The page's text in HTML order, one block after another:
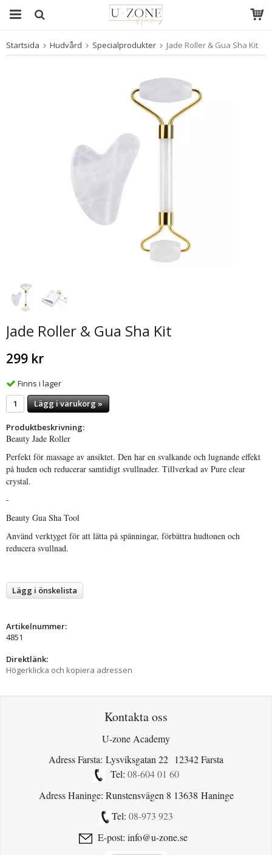
Produkten har blivit tillagd i varukorgen
Startsida Hudvård Specialprodukter Jade Roller & Gua Sha Kit
Jade Roller & Gua Sha Kit
299 kr
Finns i lager
Lägg i varukorg »
Produktbeskrivning:
Beauty Jade Roller
Perfekt för massage av ansiktet. Den har en svalkande och lugnande effekt
på huden och reducerar samtidigt svullnader. Tillverkad av Pure clear
crystal.
-
Beauty Gua Sha Tool
Använd verktyget för att lätta på spänningar, förbättra hudtonen och
reducera svullnad.
Lägg i önskelista
Artikelnummer:
4851
Direktlänk:
Högerklicka och kopiera adressen
Kontakta oss
U-zone Academy
Adress Farsta: Lysviksgatan 22 12342 Farsta
Tel: 08-604 01 60
Adress Haninge: Runstensvägen 8 13638 Haninge
Tel: 08-973 923
E-post: info@u-zone.se